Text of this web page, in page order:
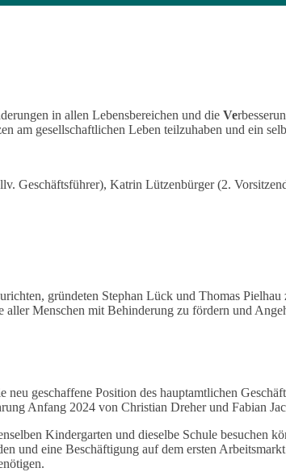
in allen Lebensbereichen und die Ve
am gesellschaftlichen Leben teilzuhaben und ein
Geschäftsführer), Katrin Lützenbürger (2.
gründeten Stephan Lück und Thomas
Menschen mit Behinderung zu fördern und
geschaffene Position des hauptamtlichen
Anfang 2024 von Christian Dreher und Fabian
Kindergarten und dieselbe Schule besuchen
eine Beschäftigung auf dem ersten